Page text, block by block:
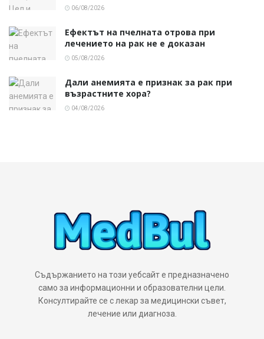
06/08/2026
Ефектът на пчелната отрова при
лечението на рак не е доказан
05/08/2026
Дали анемията е признак за рак при
възрастните хора?
04/08/2026
Съдържанието на този уебсайт е предназначено
само за информационни и образователни цели.
Консултирайте се с лекар за медицински съвет,
лечение или диагноза.